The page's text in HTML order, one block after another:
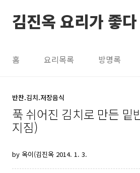
김진옥 요리가 좋다
홈 요리목록 방명록
반찬.김치.저장음식
푹 쉬어진 김치로 만든 밑
지짐)
by 옥이(김진옥 2014. 1. 3.